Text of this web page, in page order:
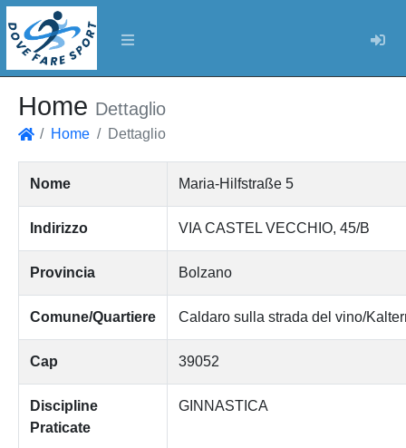
Home Dettaglio
Home Dettaglio
Nome Maria-Hilfstraße 5
Indirizzo VIA CASTEL VECCHIO, 45/B
Provincia Bolzano
Comune/Quartiere Caldaro sulla strada del vino/
Cap 39052
Discipline
Praticate
GINNASTICA